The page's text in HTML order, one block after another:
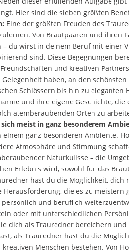
Hier sind die sieben größten
Eine der größten Freuden des
Von Brautpaaren und ihren
du wirst in deinem Beruf mit einer
sind. Diese Begegnungen
und kreativen
haben, an den
Schlössern bis hin zu eleganten
und ihre eigene Geschichte,
atemberaubenden Orten zu
meist in ganz besonderem
ganz besonderen Ambiente.
Atmosphäre und Stimmung
Naturkulisse – die
Erlebnis wird, sowohl für das
hast du die Möglichkeit,
Herausforderung, die es zu
und beruflich
oder mit unterschiedlichen
dich als Trauredner bereichern und
als Trauredner hast du die
Menschen bestehen. Von